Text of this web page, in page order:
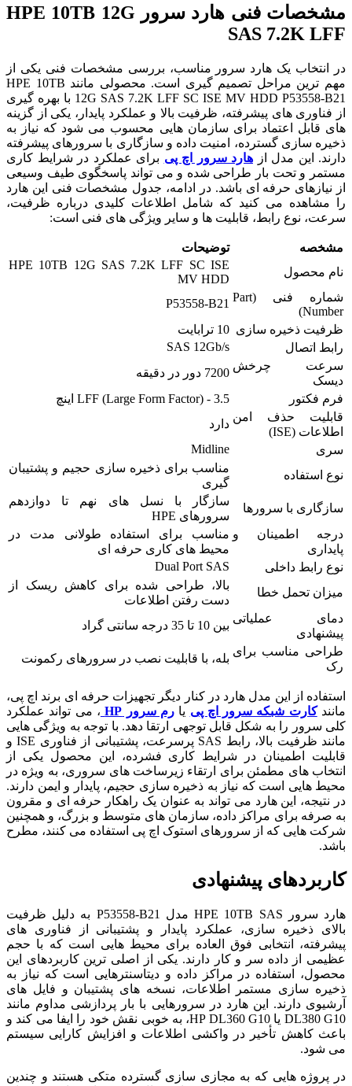
مشخصات فنی هارد سرور HPE 10TB 12G
SAS 7.2K LFF
در انتخاب یک هارد سرور مناسب، بررسی مشخصات فنی یکی از
مهم ترین مراحل تصمیم گیری است. محصولی مانند HPE 10TB
12G SAS 7.2K LFF SC ISE MV HDD P53558-B21 با بهره گیری
از فناوری های پیشرفته، ظرفیت بالا و عملکرد پایدار، یکی از گزینه
های قابل اعتماد برای سازمان هایی محسوب می شود که نیاز به
ذخیره سازی گسترده، امنیت داده و سازگاری با سرورهای پیشرفته
دارند. این مدل از هارد سرور اچ پی برای عملکرد در شرایط کاری
مستمر و تحت بار طراحی شده و می تواند پاسخگوی طیف وسیعی
از نیازهای حرفه ای باشد. در ادامه، جدول مشخصات فنی این هارد
را مشاهده می کنید که شامل اطلاعات کلیدی درباره ظرفیت،
سرعت، نوع رابط، قابلیت ها و سایر ویژگی های فنی است:
مشخصه
توضیحات
نام محصول
HPE 10TB 12G SAS 7.2K LFF SC ISE
MV HDD
شماره فنی (Part
Number)
P53558-B21
ظرفیت ذخیره سازی 10 ترابایت
رابط اتصال
SAS 12Gb/s
سرعت چرخش
دیسک
7200 دور در دقیقه
فرم فکتور
LFF (Large Form Factor) - 3.5 اینچ
قابلیت حذف امن
اطلاعات (ISE)
دارد
سری
Midline
نوع استفاده
مناسب برای ذخیره سازی حجیم و پشتیبان
گیری
سازگاری با سرورها
سازگار با نسل های نهم تا دوازدهم
سرورهای HPE
درجه اطمینان و
پایداری
مناسب برای استفاده طولانی مدت در
محیط های کاری حرفه ای
نوع رابط داخلی
Dual Port SAS
میزان تحمل خطا
بالا، طراحی شده برای کاهش ریسک از
دست رفتن اطلاعات
دمای عملیاتی
پیشنهادی
بین 10 تا 35 درجه سانتی گراد
طراحی مناسب برای
رک
بله، با قابلیت نصب در سرورهای رکمونت
استفاده از این مدل هارد در کنار دیگر تجهیزات حرفه ای برند اچ پی،
مانندکارت شبکه سرور اچ پی یارم سرور HP
، می تواند عملکرد
کلی سرور را به شکل قابل توجهی ارتقا دهد. با توجه به ویژگی هایی
مانند ظرفیت بالا، رابط SAS پرسرعت، پشتیبانی از فناوری ISE و
قابلیت اطمینان در شرایط کاری فشرده، این محصول یکی از
انتخاب های مطمئن برای ارتقاء زیرساخت های سروری، به ویژه در
محیط هایی است که نیاز به ذخیره سازی حجیم، پایدار و ایمن دارند.
در نتیجه، این هارد می تواند به عنوان یک راهکار حرفه ای و مقرون
به صرفه برای مراکز داده، سازمان های متوسط و بزرگ، و همچنین
شرکت هایی که از سرورهای استوک اچ پی استفاده می کنند، مطرح
باشد.
کاربردهای پیشنهادی
هارد سرور HPE 10TB SAS مدل P53558-B21 به دلیل ظرفیت
بالای ذخیره سازی، عملکرد پایدار و پشتیبانی از فناوری های
پیشرفته، انتخابی فوق العاده برای محیط هایی است که با حجم
عظیمی از داده سر و کار دارند. یکی از اصلی ترین کاربردهای این
محصول، استفاده در مراکز داده و دیتاسنترهایی است که نیاز به
ذخیره سازی مستمر اطلاعات، نسخه های پشتیبان و فایل های
آرشیوی دارند. این هارد در سرورهایی با بار پردازشی مداوم مانند
DL380 G10 یا HP DL360 G10، به خوبی نقش خود را ایفا می کند و
باعث کاهش تأخیر در واکشی اطلاعات و افزایش کارایی سیستم
می شود.
در پروژه هایی که به مجازی سازی گسترده متکی هستند و چندین